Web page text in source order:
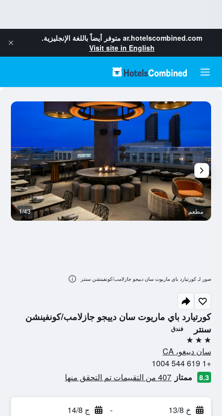
ar.hotelscombined.com متوفر أيضاً باللغة الإنجليزية.
Visit site in English
كورتيارد باي ماريوت سان دييجو جازلامب/كونفينشن
سنتر
فندق
3 نجوم
سان دييغو، CA
+1 619 544 1004
8.3 ممتاز 407 من التقييمات تم التحقق منها
خ 13/8 - ج 14/8
مطعم 1/43
صور لـ كورتيارد باي ماريوت سان دييجو جازلامب/كونفينشن سنتر